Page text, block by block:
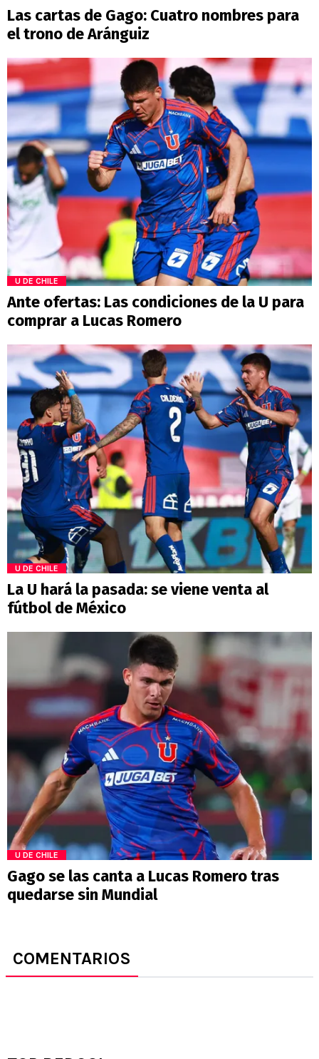
Las cartas de Gago: Cuatro nombres para
el trono de Aránguiz
U DE CHILE
Ante ofertas: Las condiciones de la U para
comprar a Lucas Romero
U DE CHILE
La U hará la pasada: se viene venta al
fútbol de México
U DE CHILE
Gago se las canta a Lucas Romero tras
quedarse sin Mundial
COMENTARIOS